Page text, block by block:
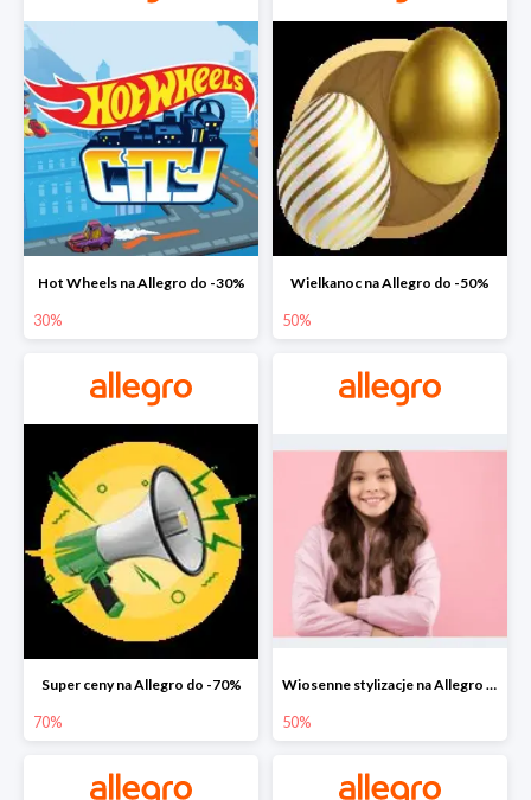
Hot Wheels na Allegro do -30%
30%
Wielkanoc na Allegro do -50%
50%
Super ceny na Allegro do -70%
70%
Wiosenne stylizacje na Allegro do -50%
50%